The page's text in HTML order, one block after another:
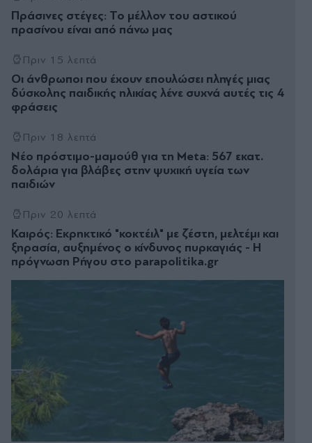
Πράσινες στέγες: Το μέλλον του αστικού
πρασίνου είναι από πάνω μας
Πριν 15 λεπτά
Οι άνθρωποι που έχουν επουλώσει πληγές μιας
δύσκολης παιδικής ηλικίας λένε συχνά αυτές τις 4
φράσεις
Πριν 18 λεπτά
Νέο πρόστιμο-μαμούθ για τη Meta: 567 εκατ.
δολάρια για βλάβες στην ψυχική υγεία των
παιδιών
Πριν 20 λεπτά
Καιρός: Εκρηκτικό "κοκτέιλ" με ζέστη, μελτέμι και
ξηρασία, αυξημένος ο κίνδυνος πυρκαγιάς - Η
πρόγνωση Ρήγου στο parapolitika.gr